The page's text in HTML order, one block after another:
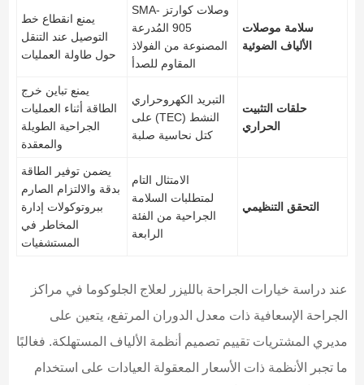
سلامة موصلات
الألياف الضوئية
وصلات كوارتز SMA-
905 المُدرعة
المصنوعة من الفولاذ
المقاوم للصدأ
يمنع انقطاع خط
التوصيل عند التنقل
حول طاولة العمليات
حلقات التثبيت
الحراري
التبريد الكهروحراري
النشط (TEC) على
كتل نحاسية صلبة
يمنع تباين خرج
الطاقة أثناء العمليات
الجراحية الطويلة
والمعقدة
التحقق التنظيمي
الامتثال التام
لمتطلبات السلامة
الجراحية من الفئة
الرابعة
يضمن توفير الطاقة
بدقة والالتزام الصارم
ببروتوكولات إدارة
المخاطر في
المستشفيات
عند دراسة خيارات الجراحة بالليزر لعلاج الجلوكوما في مراكز
الجراحة الإسعافية ذات معدل الدوران المرتفع، يتعين على
مديري المشتريات تقييم تصميم أنظمة الألياف المستهلكة. فغالبًا
ما تجبر الأنظمة ذات الأسعار المعقولة العيادات على استخدام